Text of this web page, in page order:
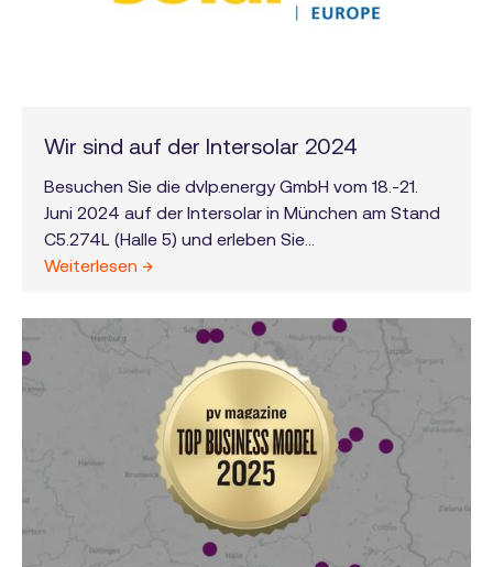
Wir sind auf der Intersolar 2024
Besuchen Sie die dvlp.energy GmbH vom 18.-21.
Juni 2024 auf der Intersolar in München am Stand
C5.274L (Halle 5) und erleben Sie
Projektentwicklung der nächsten Generation!
Weiterlesen →